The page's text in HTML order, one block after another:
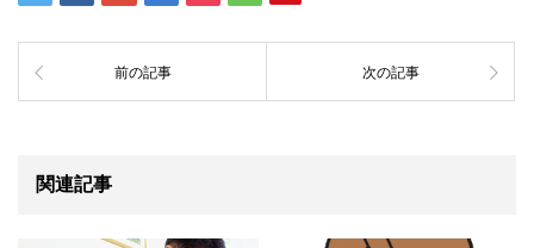
前の記事 次の記事
関連記事